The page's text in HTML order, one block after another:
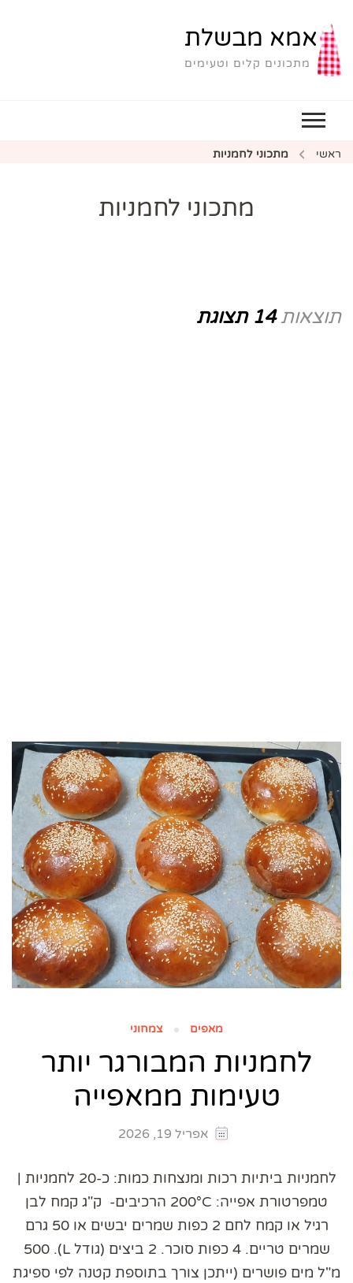
אמא מבשלת
מתכונים קלים וטעימים
ראשי מתכוני לחמניות
מתכוני לחמניות
תוצאות14 תצוגת
מאפים צמחוני
לחמניות המבורגר יותר
טעימות ממאפייה
אפריל 19, 2026
לחמניות ביתיות רכות ומנצחות כמות: כ-20 לחמניות |
טמפרטורת אפייה: 200°C הרכיבים- ק"ג קמח לבן
רגיל או קמח לחם 2 כפות שמרים יבשים או 50 גרם
שמרים טריים. 4 כפות סוכר. 2 ביצים (גודל L). 500
מ"ל מים פושרים (ייתכן צורך בתוספת קטנה לפי ספיגת